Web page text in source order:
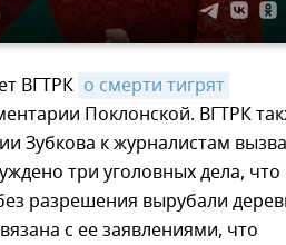
ВГТРК о смерти тигрят
Поклонской. ВГТРК
Зубкова к журналистам
три уголовных дела, что
разрешения вырубали
с ее заявлениями, что